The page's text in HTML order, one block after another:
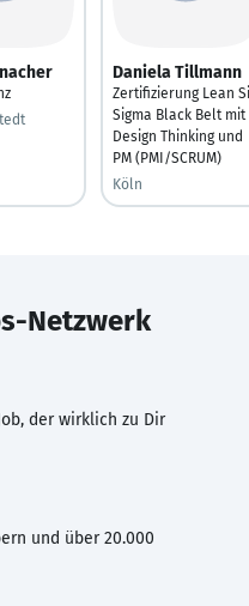
Daniela Tillmann
Zertifizierung Lean
Sigma Black Belt mit
Design Thinking und
PM (PMI/SCRUM)
Köln
Netzwerk
der wirklich zu Dir
und über 20.000